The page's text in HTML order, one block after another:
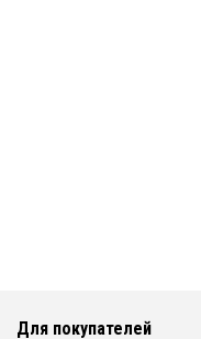
Для покупателей